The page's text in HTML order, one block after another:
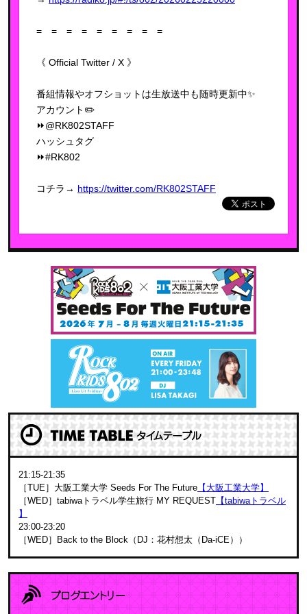
= = = = = = = = =
《 Official Twitter / X 》
番組情報やオフショットは生放送中も随時更新中✨
アカウント✏️
⏩@RK802STAFF
ハッシュタグ
⏩#RK802
コチラ→ https://twitter.com/RK802STAFF
21:15-21:35
［TUE］大阪工業大学 Seeds For The Future 【大阪工業大学】
［WED］tabiwaトラベル学生旅行 MY REQUEST 【tabiwaトラベル
】
23:00-23:20
［WED］Back to the Block（DJ：花村想太（Da-iCE））